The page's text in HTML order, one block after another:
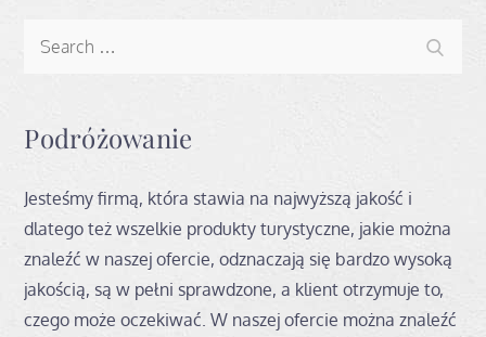
Podróżowanie
Jesteśmy firmą, która stawia na najwyższą jakość i
dlatego też wszelkie produkty turystyczne, jakie można
znaleźć w naszej ofercie, odznaczają się bardzo wysoką
jakością, są w pełni sprawdzone, a klient otrzymuje to,
czego może oczekiwać. W naszej ofercie można znaleźć